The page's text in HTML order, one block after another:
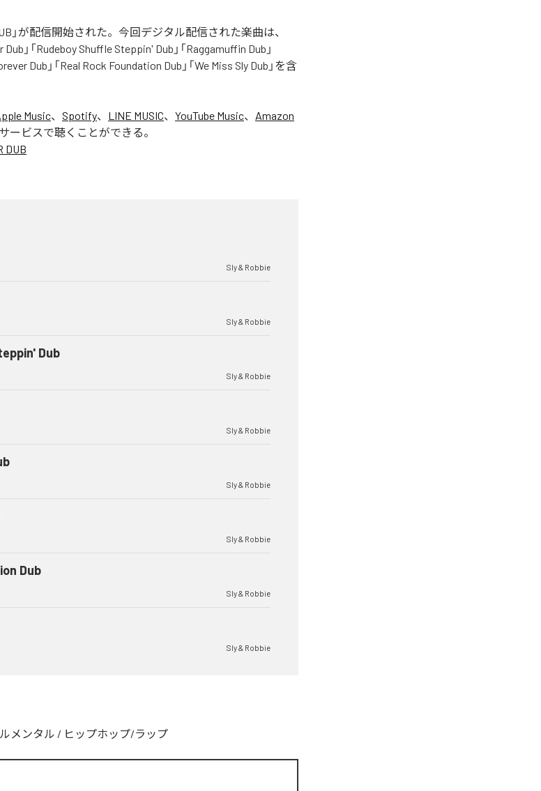
」が配信開始された。今回デジタル配信された楽曲は、
」「Rudeboy Shuffle Steppin' Dub」「Raggamuffin Dub」
Dub」「Real Rock Foundation Dub」「We Miss Sly Dub」を含
Music、 Spotify、 LINE MUSIC、 YouTube Music、 Amazon
ービスで聴くことができる。
DUB
Sly & Robbie
Sly & Robbie
Dub
Sly & Robbie
Sly & Robbie
Sly & Robbie
Sly & Robbie
Dub
Sly & Robbie
Sly & Robbie
メンタル / ヒップホップ/ラップ